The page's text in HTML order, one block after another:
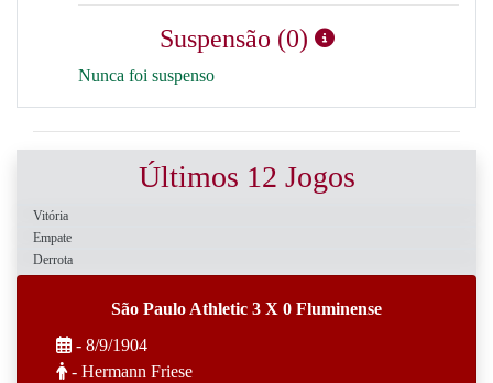
Suspensão (0)
Nunca foi suspenso
Últimos 12 Jogos
Vitória
Empate
Derrota
São Paulo Athletic 3 X 0 Fluminense
- 8/9/1904
- Hermann Friese